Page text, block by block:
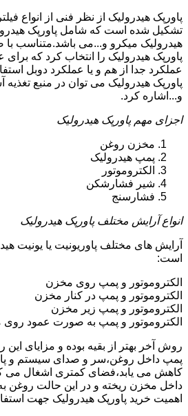
پاورپک هیدرولیک از نظر فنی از انواع
تشکیل شده است که شامل پاورپک
هیدرولیک میکرو و...می باشد.متناسب
پاورپک هیدرولیک را انتخاب کرد که
عملکرد جدا از هم و یا عملکرد دوبل
پاورپک هیدرولیک می توان در منبع تغذیه
و...اشاره کرد.
اجزای مهم پاورپک هیدرولیک
مخزن روغن
پمپ هیدرولیک
الکتروموتور
شیر فشارشکن
فشارسنج
انواع آرایش مختلف پاورپک هیدرولیک
آرایش های مختلف پاوریونیت یا یونیت
است:
الکتروموتور و پمپ روی مخزن
الکتروموتور و پمپ در کنار مخزن
الکتروموتور و پمپ زیر مخزن
الکتروموتور و پمپ به صورت عمود
روش آخر بهتر از بقیه بوده و مزایای
پمپ داخل روغن،سر و صدای سیستم و
کاهش می یابد،فضای کمتری اشغال می
داخل مخزن ریخته و در این حالت روغن
اهمیت خرید پاورپک هیدرولیک جهت